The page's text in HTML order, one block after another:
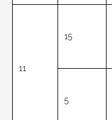
11
15
5